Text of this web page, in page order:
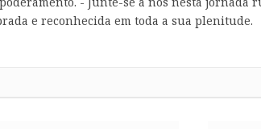
e reconhecida em toda a sua plenitude.